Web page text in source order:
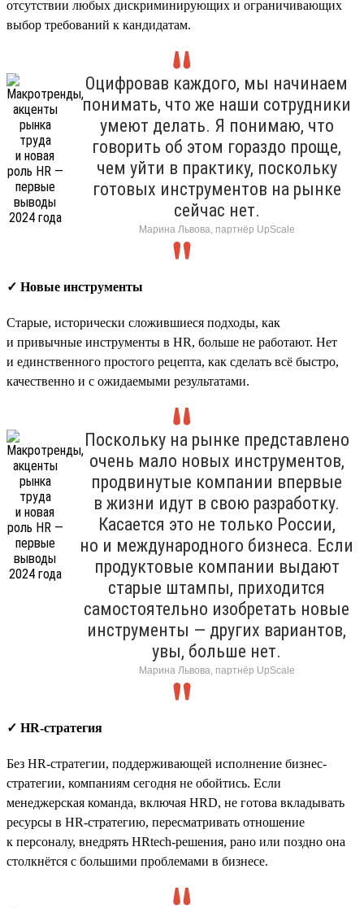
отсутствии любых дискриминирующих и ограничивающих
выбор требований к кандидатам.
Оцифровав каждого, мы начинаем
понимать, что же наши сотрудники
умеют делать. Я понимаю, что
говорить об этом гораздо проще,
чем уйти в практику, поскольку
готовых инструментов на рынке
сейчас нет.
Марина Львова, партнёр UpScale
✓ Новые инструменты
Старые, исторически сложившиеся подходы, как
и привычные инструменты в HR, больше не работают. Нет
и единственного простого рецепта, как сделать всё быстро,
качественно и с ожидаемыми результатами.
Поскольку на рынке представлено
очень мало новых инструментов,
продвинутые компании впервые
в жизни идут в свою разработку.
Касается это не только России,
но и международного бизнеса. Если
продуктовые компании выдают
старые штампы, приходится
самостоятельно изобретать новые
инструменты — других вариантов,
увы, больше нет.
Марина Львова, партнёр UpScale
✓ HR-стратегия
Без HR-стратегии, поддерживающей исполнение бизнес-
стратегии, компаниям сегодня не обойтись. Если
менеджерская команда, включая HRD, не готова вкладывать
ресурсы в HR-стратегию, пересматривать отношение
к персоналу, внедрять HRtech-решения, рано или поздно она
столкнётся с большими проблемами в бизнесе.